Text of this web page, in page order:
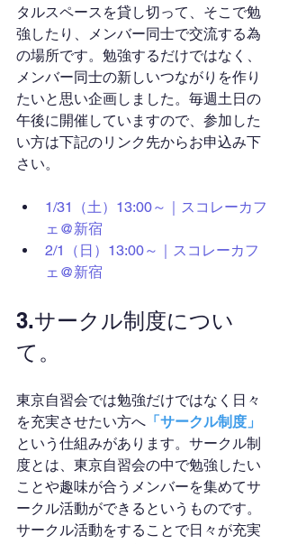
タルスペースを貸し切って、そこで勉
強したり、メンバー同士で交流する為
の場所です。勉強するだけではなく、
メンバー同士の新しいつながりを作り
たいと思い企画しました。毎週土日の
午後に開催していますので、参加した
い方は下記のリンク先からお申込み下
さい。
1/31（土）13:00～｜スコレーカフ
ェ@新宿
2/1（日）13:00～｜スコレーカフ
ェ@新宿
3.サークル制度につい
て。
東京自習会では勉強だけではなく日々
を充実させたい方へ 「サークル制度」
という仕組みがあります。サークル制
度とは、東京自習会の中で勉強したい
ことや趣味が合うメンバーを集めてサ
ークル活動ができるというものです。
サークル活動をすることで日々が充実